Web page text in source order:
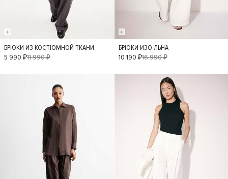
S XS
БРЮКИ ИЗ КОСТЮМНОЙ ТКАНИ
5 990 ₽11 990 ₽ XS S
БРЮКИ ИЗО ЛЬНА
10 190 ₽16 990 ₽